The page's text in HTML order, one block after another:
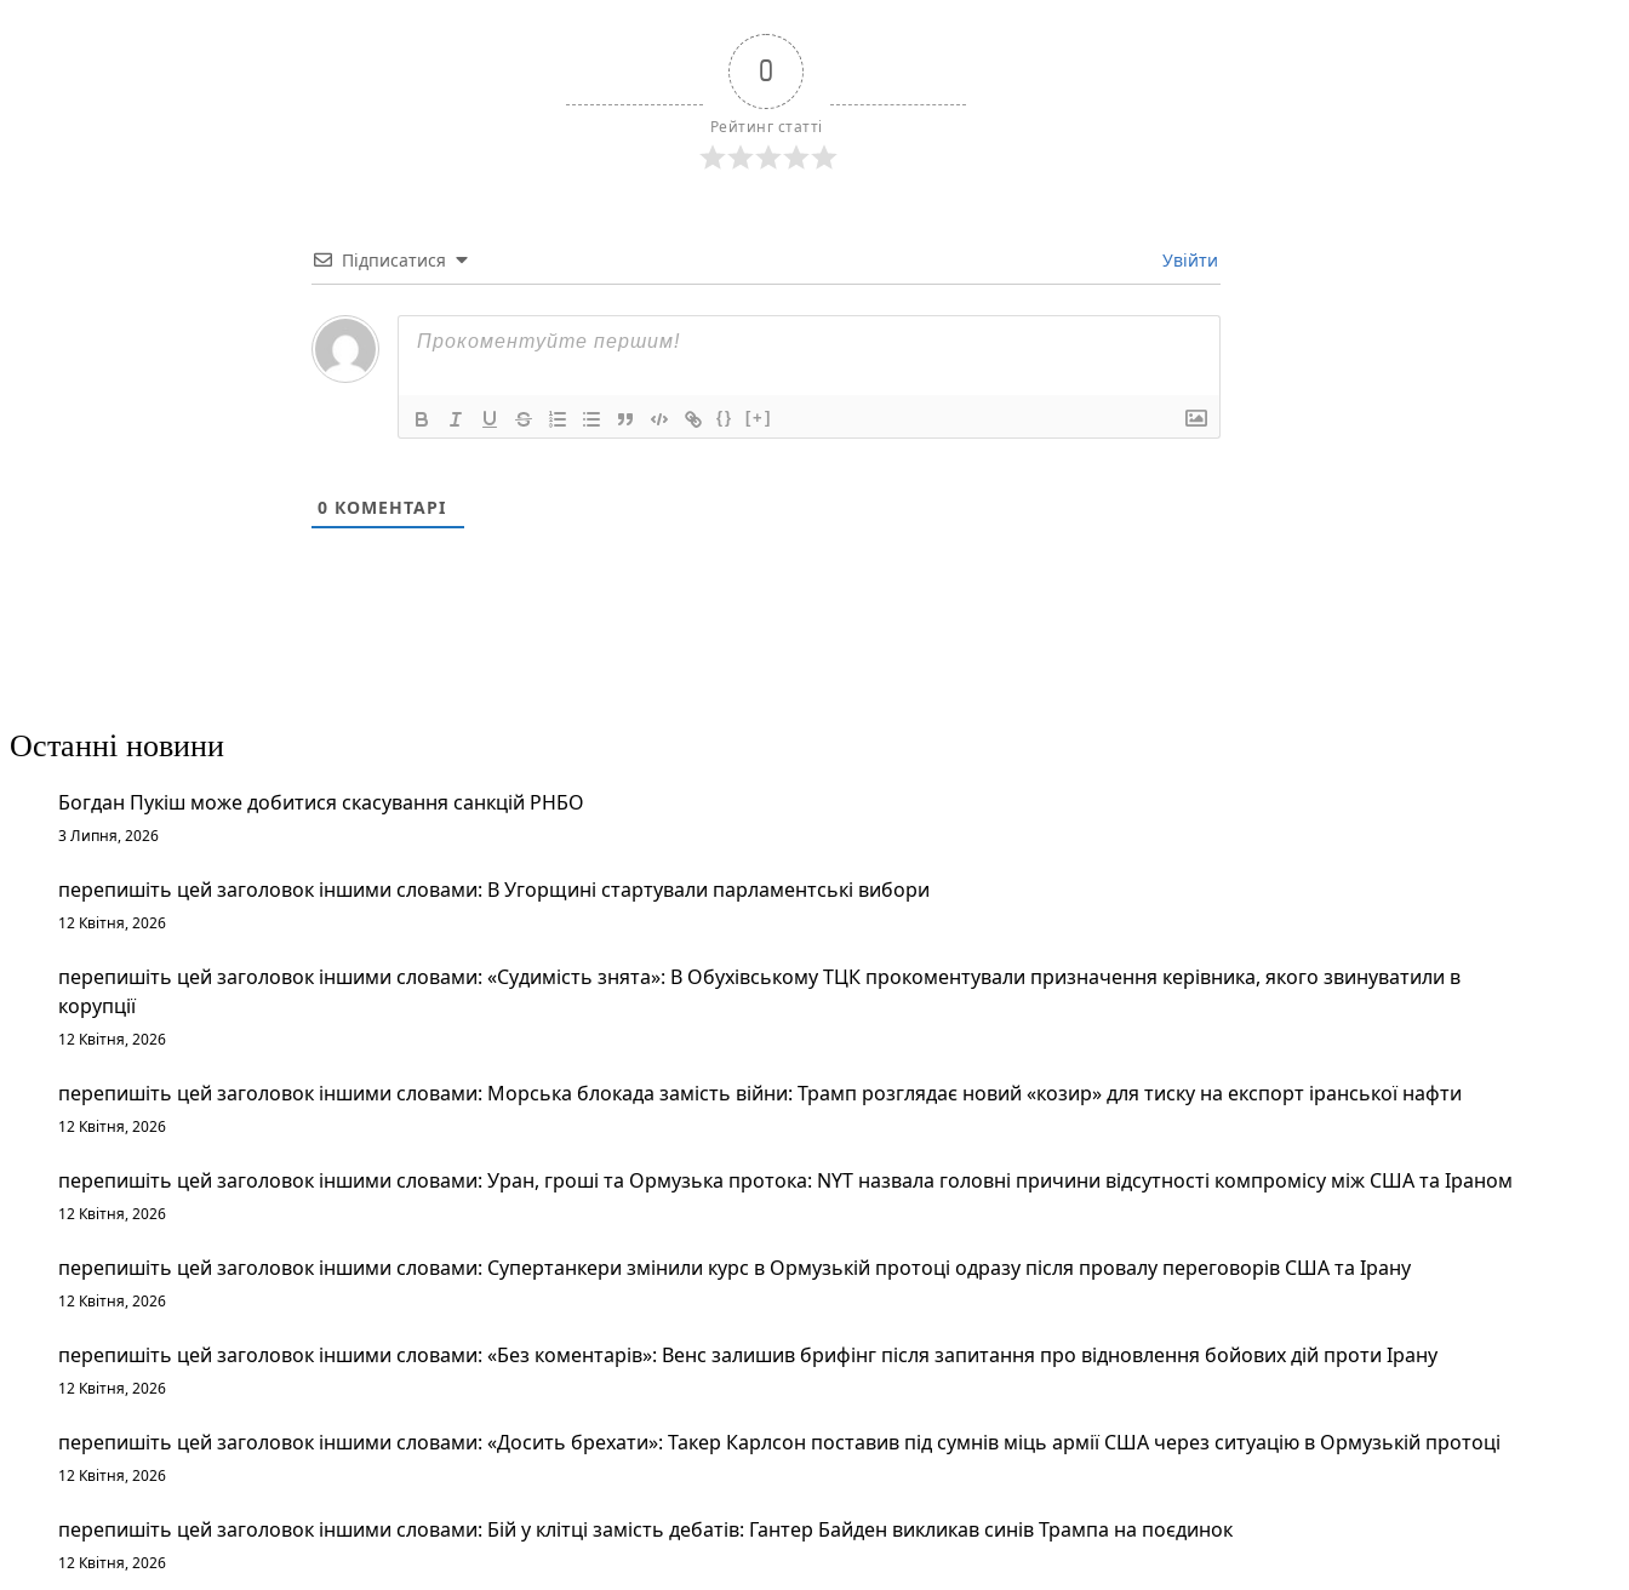
0
Рейтинг статті
Підписатися Увійти
{} [+]
0 КОМЕНТАРІ
Останні новини
Богдан Пукіш може добитися скасування санкцій РНБО
3 Липня, 2026
перепишіть цей заголовок іншими словами: В Угорщині стартували парламентські вибори
12 Квітня, 2026
перепишіть цей заголовок іншими словами: «Судимість знята»: В Обухівському ТЦК прокоментували призначення керівника, якого звинуватили в
корупції
12 Квітня, 2026
перепишіть цей заголовок іншими словами: Морська блокада замість війни: Трамп розглядає новий «козир» для тиску на експорт іранської нафти
12 Квітня, 2026
перепишіть цей заголовок іншими словами: Уран, гроші та Ормузька протока: NYT назвала головні причини відсутності компромісу між США та Іраном
12 Квітня, 2026
перепишіть цей заголовок іншими словами: Супертанкери змінили курс в Ормузькій протоці одразу після провалу переговорів США та Ірану
12 Квітня, 2026
перепишіть цей заголовок іншими словами: «Без коментарів»: Венс залишив брифінг після запитання про відновлення бойових дій проти Ірану
12 Квітня, 2026
перепишіть цей заголовок іншими словами: «Досить брехати»: Такер Карлсон поставив під сумнів міць армії США через ситуацію в Ормузькій протоці
12 Квітня, 2026
перепишіть цей заголовок іншими словами: Бій у клітці замість дебатів: Гантер Байден викликав синів Трампа на поєдинок
12 Квітня, 2026